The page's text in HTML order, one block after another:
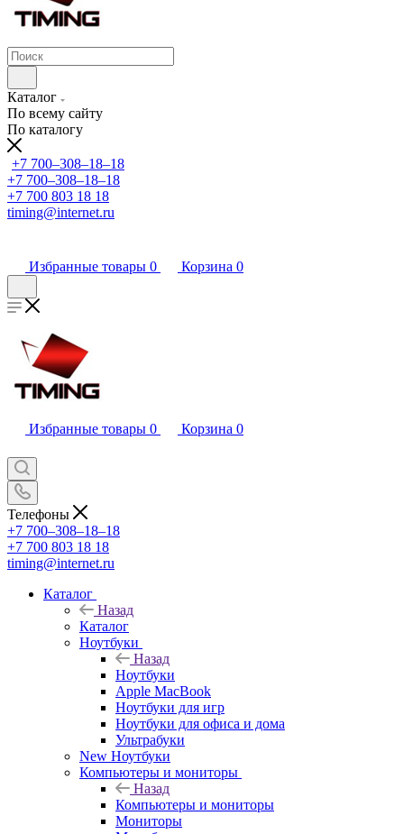
Каталог
По всему сайту
По каталогу
+7 700‒308‒18‒18
+7 700‒308‒18‒18
+7 700 803 18 18
timing@internet.ru
Избранные товары 0 Корзина 0
Избранные товары 0 Корзина 0
Телефоны
+7 700‒308‒18‒18
+7 700 803 18 18
timing@internet.ru
Каталог
Назад
Каталог
Ноутбуки
Назад
Ноутбуки
Apple MacBook
Ноутбуки для игр
Ноутбуки для офиса и дома
Ультрабуки
New Ноутбуки
Компьютеры и мониторы
Назад
Компьютеры и мониторы
Мониторы